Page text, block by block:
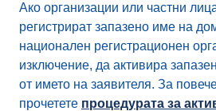
Ако организации или частни
регистрират запазено име на
национален регистрационен
изключение, да активира
от името на заявителя. За
прочетете процедурата за